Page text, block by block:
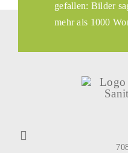
gefallen: Bilder
mehr als 1000